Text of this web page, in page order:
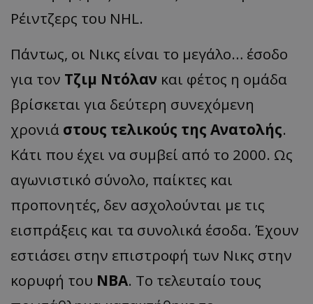
Ρέιντζερς του NHL.
Πάντως, οι Νικς είναι το μεγάλο… έσοδο
για τον Τζιμ Ντόλαν και φέτος η ομάδα
βρίσκεται για δεύτερη συνεχόμενη
χρονιά στους τελικούς της Ανατολής.
Κάτι που έχει να συμβεί από το 2000. Ως
αγωνιστικό σύνολο, παίκτες και
προπονητές, δεν ασχολούνται με τις
εισπράξεις και τα συνολικά έσοδα. Έχουν
εστιάσει στην επιστροφή των Νικς στην
κορυφή του ΝΒΑ. Το τελευταίο τους